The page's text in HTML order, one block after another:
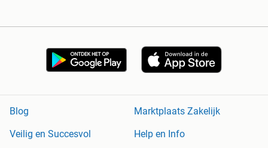
Blog
Marktplaats Zakelijk
Veilig en Succesvol
Help en Info